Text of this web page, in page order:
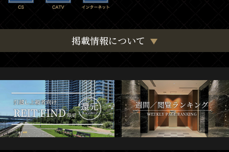
掲載情報について